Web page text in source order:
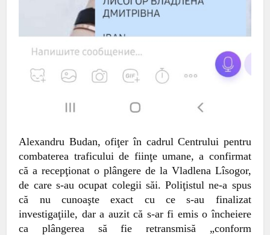
Alexandru Budan, ofiţer în cadrul Centrului pentru
combaterea traficului de fiinţe umane, a confirmat
că a recepţionat o plângere de la Vladlena Lîsogor,
de care s-au ocupat colegii săi. Poliţistul ne-a spus
că nu cunoaşte exact cu ce s-au finalizat
investigaţiile, dar a auzit că s-ar fi emis o încheiere
ca plângerea să fie retransmisă „conform